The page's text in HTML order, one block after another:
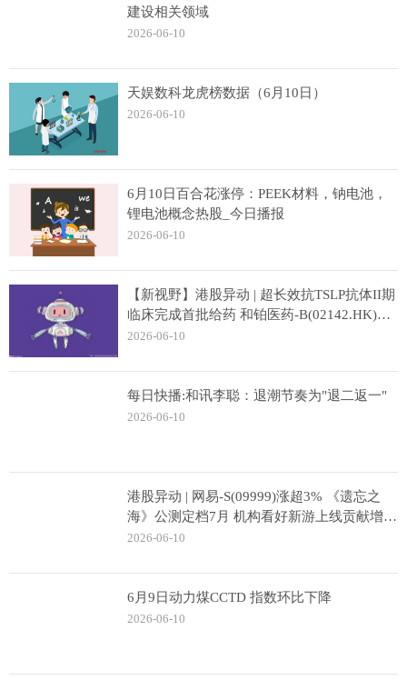
建设相关领域
2026-06-10
天娱数科龙虎榜数据（6月10日）
2026-06-10
6月10日百合花涨停：PEEK材料，钠电池，
锂电池概念热股_今日播报
2026-06-10
【新视野】港股异动 | 超长效抗TSLP抗体II期
临床完成首批给药 和铂医药-B(02142.HK)、
科伦博泰生物(06990.HK)盘中均涨超5%
2026-06-10
每日快播:和讯李聪：退潮节奏为"退二返一"
2026-06-10
港股异动 | 网易-S(09999)涨超3% 《遗忘之
海》公测定档7月 机构看好新游上线贡献增
量-每日速看
2026-06-10
6月9日动力煤CCTD 指数环比下降
2026-06-10